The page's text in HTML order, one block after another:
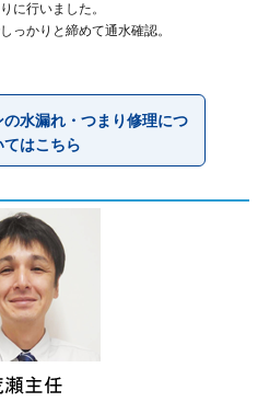
に行いました。
っかりと締めて通水確認。
水漏れ・つまり修理につ
てはこちら